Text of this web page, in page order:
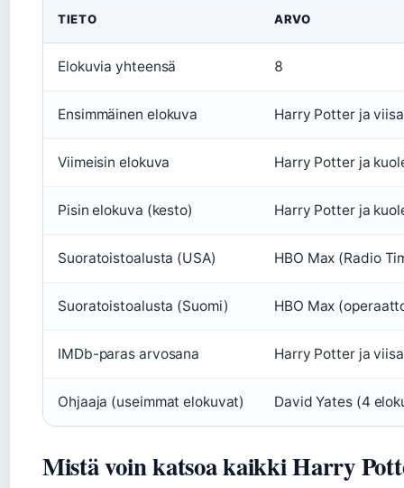
TIETO ARVO
Elokuvia yhteensä 8
Ensimmäinen elokuva Harry Potter ja
Viimeisin elokuva Harry Potter ja
Pisin elokuva (kesto) Harry Potter ja
Suoratoistoalusta (USA) HBO Max (Radio
Suoratoistoalusta (Suomi) HBO Max
IMDb-paras arvosana Harry Potter ja
Ohjaaja (useimmat elokuvat) David Yates (4
Mistä voin katsoa kaikki Harry